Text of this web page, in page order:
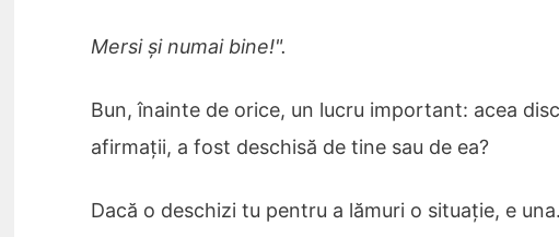
Mersi și numai bine!".
Bun, înainte de orice, un lucru important: acea
afirmații, a fost deschisă de tine sau de ea?
Dacă o deschizi tu pentru a lămuri o situație, e una.